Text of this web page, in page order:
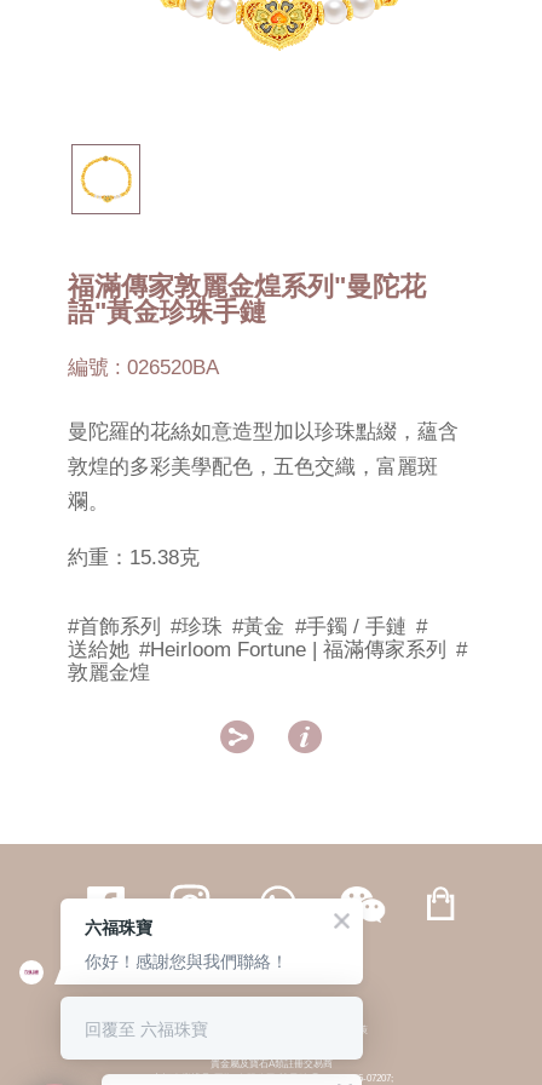
福滿傳家敦麗金煌系列"曼陀花
語"黃金珍珠手鏈
編號 : 026520BA
曼陀羅的花絲如意造型加以珍珠點綴，蘊含
敦煌的多彩美學配色，五色交織，富麗斑
斕。
約重：15.38克
#首飾系列 #珍珠 #黃金 #手鐲 / 手鏈 #
送給她 #Heirloom Fortune | 福滿傳家系列
#
敦麗金煌
 
繁體 | 簡体
© 六福集團 版權所有 不得轉載 私隱政策
貴金屬及寶石A類註冊交易商
(六福企業禮品(國際)有限公司-註冊號碼:A-B-24-05-07207;
六福珠寶
你好！感謝您與我們聯絡！
回覆至 六福珠寶